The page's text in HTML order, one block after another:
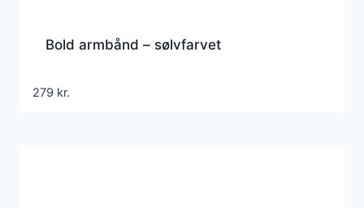
Bold armbånd – sølvfarvet
279 kr.